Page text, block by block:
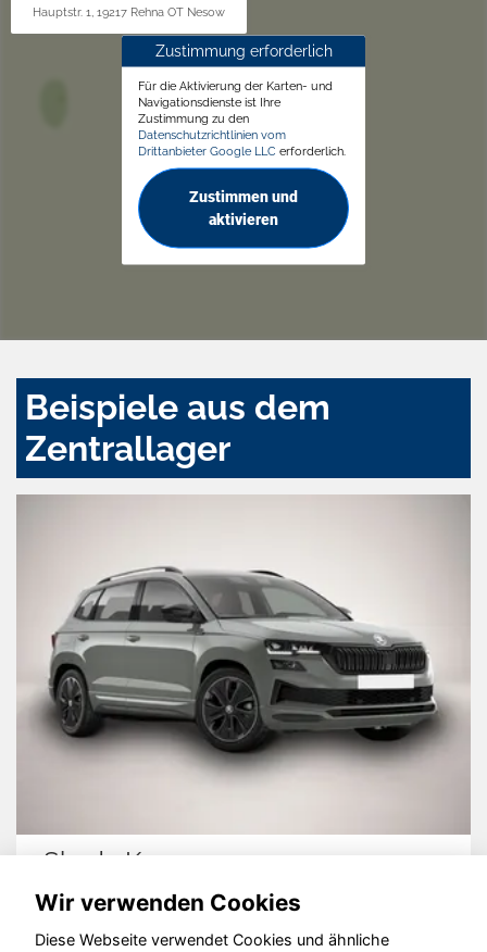
Hauptstr. 1, 19217 Rehna OT Nesow
Zustimmung erforderlich
Für die Aktivierung der Karten- und
Navigationsdienste ist Ihre
Zustimmung zu den
Datenschutzrichtlinien vom
Drittanbieter Google LLC erforderlich.
Zustimmen und
aktivieren
Beispiele aus dem
Zentrallager
Skoda Karoq
Wir verwenden Cookies
Diese Webseite verwendet Cookies und ähnliche